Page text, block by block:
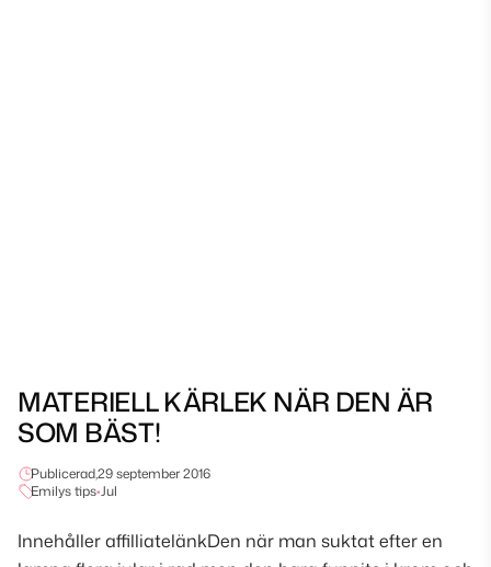
MATERIELL KÄRLEK NÄR DEN ÄR
SOM BÄST!
Publicerad,29 september 2016
Emilys tips•Jul
Innehåller affilliatelänkDen när man suktat efter en